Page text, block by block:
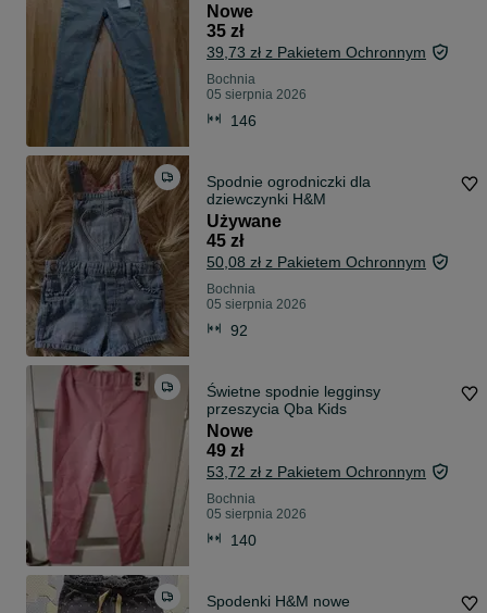
Nowe
35 zł
39,73 zł z Pakietem Ochronnym
Bochnia
05 sierpnia 2026
146
Spodnie ogrodniczki dla
dziewczynki H&M
Używane
45 zł
50,08 zł z Pakietem Ochronnym
Bochnia
05 sierpnia 2026
92
Świetne spodnie legginsy
przeszycia Qba Kids
Nowe
49 zł
53,72 zł z Pakietem Ochronnym
Bochnia
05 sierpnia 2026
140
Spodenki H&M nowe